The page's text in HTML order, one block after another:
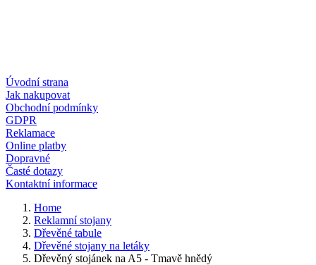
Úvodní strana
Jak nakupovat
Obchodní podmínky
GDPR
Reklamace
Online platby
Dopravné
Časté dotazy
Kontaktní informace
Home
Reklamní stojany
Dřevěné tabule
Dřevěné stojany na letáky
Dřevěný stojánek na A5 - Tmavě hnědý